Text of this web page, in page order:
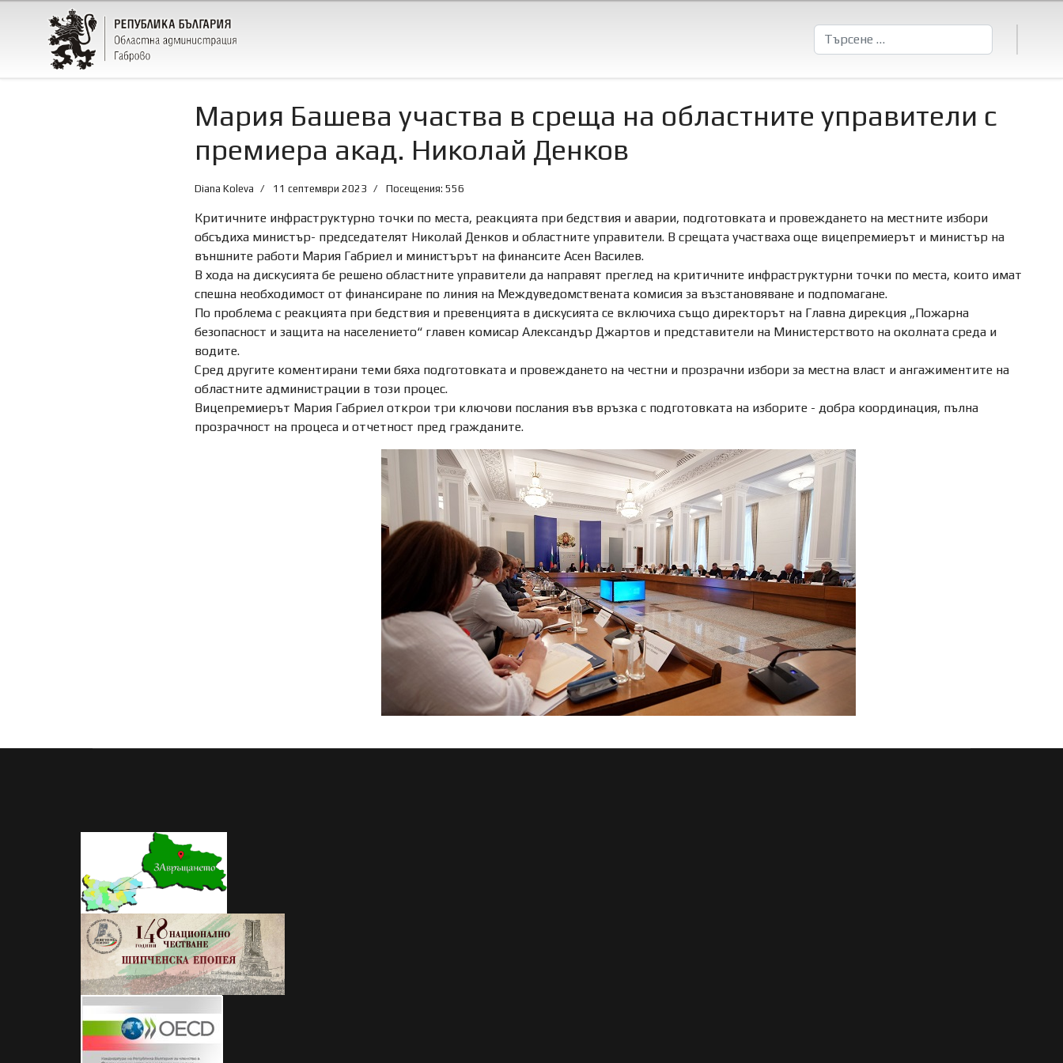
Търсене
Мария Башева участва в среща на областните управители с
премиера акад. Николай Денков
Diana Koleva 11 септември 2023 Посещения: 556
Критичните инфраструктурно точки по места, реакцията при бедствия и аварии, подготовката и провеждането на местните избори
обсъдиха министър- председателят Николай Денков и областните управители. В срещата участваха още вицепремиерът и министър на
външните работи Мария Габриел и министърът на финансите Асен Василев.
В хода на дискусията бе решено областните управители да направят преглед на критичните инфраструктурни точки по места, които имат
спешна необходимост от финансиране по линия на Междуведомствената комисия за възстановяване и подпомагане.
По проблема с реакцията при бедствия и превенцията в дискусията се включиха също директорът на Главна дирекция „Пожарна
безопасност и защита на населението“ главен комисар Александър Джартов и представители на Министерството на околната среда и
водите.
Сред другите коментирани теми бяха подготовката и провеждането на честни и прозрачни избори за местна власт и ангажиментите на
областните администрации в този процес.
Вицепремиерът Мария Габриел открои три ключови послания във връзка с подготовката на изборите - добра координация, пълна
прозрачност на процеса и отчетност пред гражданите.